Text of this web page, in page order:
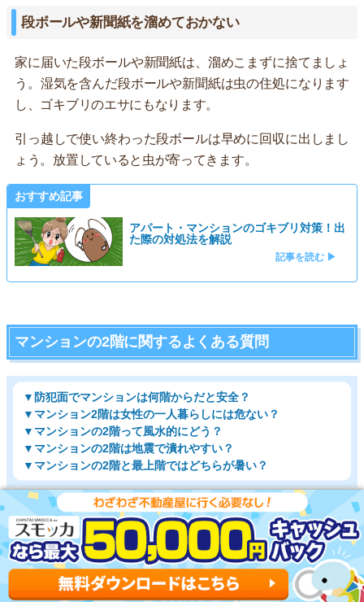
段ボールや新聞紙を溜めておかない
家に届いた段ボールや新聞紙は、溜めこまずに捨てましょ
う。湿気を含んだ段ボールや新聞紙は虫の住処になります
し、ゴキブリのエサにもなります。
引っ越しで使い終わった段ボールは早めに回収に出しまし
ょう。放置していると虫が寄ってきます。
おすすめ記事
アパート・マンションのゴキブリ対策！出
た際の対処法を解説
記事を読む ▶
マンションの2階に関するよくある質問
▼防犯面でマンションは何階からだと安全？
▼マンション2階は女性の一人暮らしには危ない？
▼マンションの2階って風水的にどう？
▼マンションの2階は地震で潰れやすい？
▼マンションの2階と最上階ではどちらが暑い？
防犯面でマンションは何階からだと安全？
マンションの3階以上だと防犯性が高いです。ベラン
ダや窓から侵入されるリスクが少ないので安心して暮
らせます。